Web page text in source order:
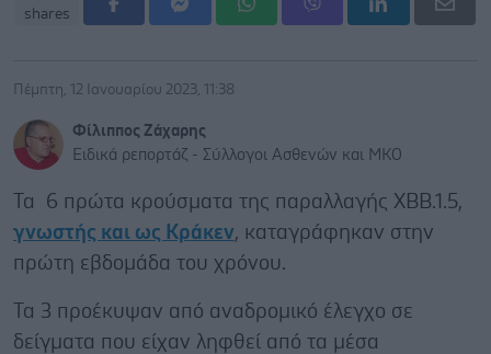
shares
Πέμπτη, 12 Ιανουαρίου 2023, 11:38
Φίλιππος Ζάχαρης
Ειδικά ρεπορτάζ - Σύλλογοι Ασθενών και ΜΚΟ
Τα 6 πρώτα κρούσματα της παραλλαγής ΧΒΒ.1.5,
γνωστής και ως Κράκεν, καταγράφηκαν στην
πρώτη εβδομάδα του χρόνου.
Τα 3 προέκυψαν από αναδρομικό έλεγχο σε
δείγματα που είχαν ληφθεί από τα μέσα